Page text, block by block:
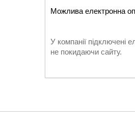
У компанії підключені
не покидаючи сайту.